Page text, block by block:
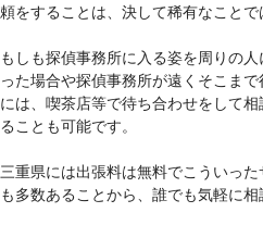
頼をすることは、決して稀有なことで
もしも探偵事務所に入る姿を周りの
った場合や探偵事務所が遠くそこま
には、喫茶店等で待ち合わせをして
ることも可能です。
三重県には出張料は無料でこういっ
も多数あることから、誰でも気軽に相